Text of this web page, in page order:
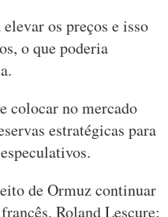
os preços e isso
o que poderia
colocar no mercado
estratégicas para
de Ormuz continuar
Roland Lescure: